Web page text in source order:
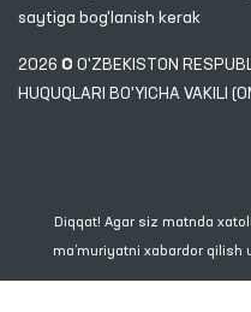
saytiga bog'lanish kerak
2026 © O'ZBEKISTON
HUQUQLARI BO'YICHA VAKILI
Diqqat! Agar siz matnda
ma’muriyatni xabardor qilish